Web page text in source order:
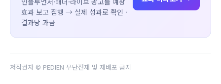
효과 보고 집행 → 실제 성과로 확인 ·
결과당 과금
저작권자 © PEDIEN 무단전재 및 재배포 금지